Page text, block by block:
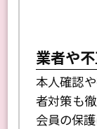
業者や
本人確認
者対策も
会員の保